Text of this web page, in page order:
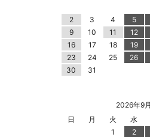
2
3 4 5
9
10 11 12
16
17 18 19
23
24 25 26
30
31
2026年9月
日
月 火 水
1
2